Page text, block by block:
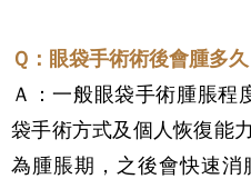
Ｑ：眼袋手術術後會腫多久
Ａ：一般眼袋手術腫脹程
袋手術方式及個人恢復能
為腫脹期，之後會快速